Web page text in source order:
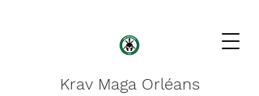
Krav Maga Orléans